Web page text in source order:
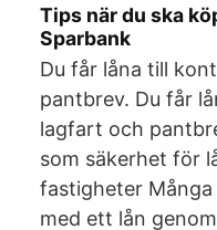
Tips när du ska
Sparbank
Du får låna till
pantbrev. Du får
lagfart och
som säkerhet för
fastigheter
med ett lån